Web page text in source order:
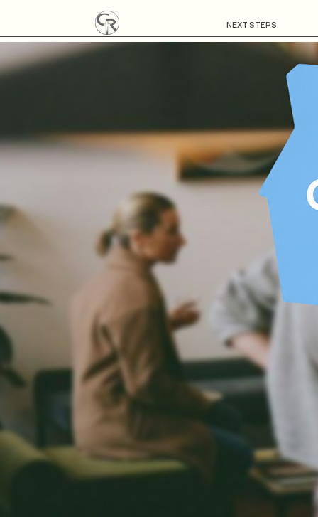
NEXT STEPS